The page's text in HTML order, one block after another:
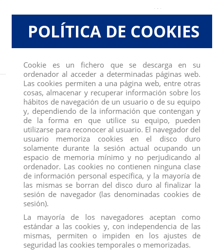
FIGURAS SCHLEICH ANIMALES SALVAJES Y DE LA JUNGLA LINCE
POLÍTICA DE COOKIES
Cookie es un fichero que se descarga en su
ordenador al acceder a determinadas páginas web.
Las cookies permiten a una página web, entre otras
cosas, almacenar y recuperar información sobre los
hábitos de navegación de un usuario o de su equipo
y, dependiendo de la información que contengan y
de la forma en que utilice su equipo, pueden
utilizarse para reconocer al usuario. El navegador del
usuario memoriza cookies en el disco duro
solamente durante la sesión actual ocupando un
espacio de memoria mínimo y no perjudicando al
ordenador. Las cookies no contienen ninguna clase
de información personal específica, y la mayoría de
las mismas se borran del disco duro al finalizar la
sesión de navegador (las denominadas cookies de
sesión).
La mayoría de los navegadores aceptan como
estándar a las cookies y, con independencia de las
mismas, permiten o impiden en los ajustes de
seguridad las cookies temporales o memorizadas.